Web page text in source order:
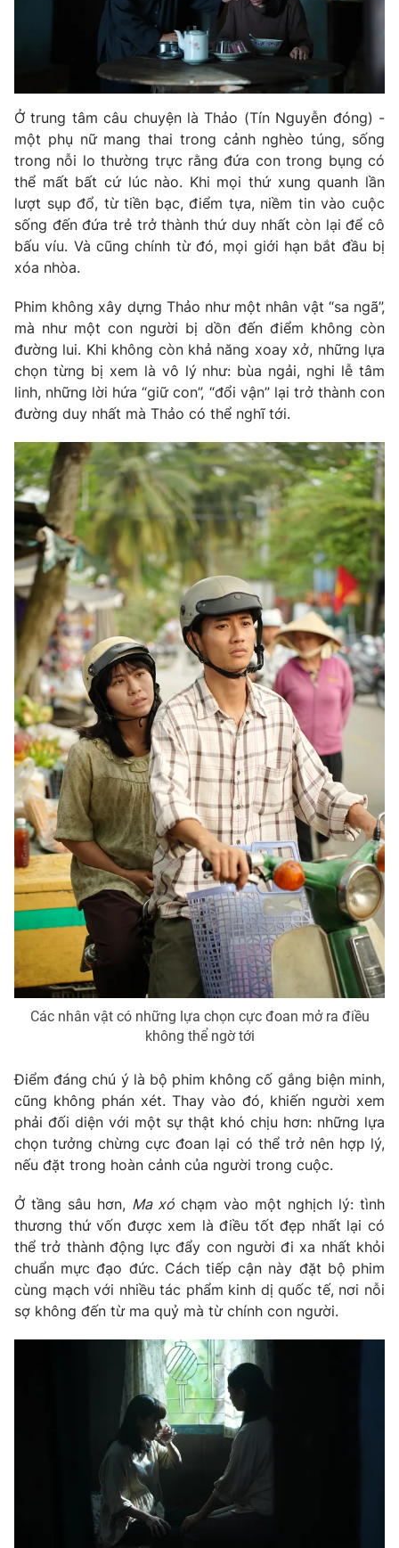
Giải sao mai
Làm đẹp
Chất lượng cuộc sống
Tuyển sinh
Học trực tuyến
Công nghệ
Hitech Công nghệ tương lai
Sản phẩm
Thị trường
Tư vấn
Giao lưu trực tuyến
Lịch phát sóng
Emagazine Podcast
Photo Infographic
VTV Money VTV Thể thao
VTV Sức khoẻ Bất động sản
Thị trường 24h Tấm lòng Việt
VTV4 Vươn mình bằng AI
VTV9 VTV8
Liên hệ tòa soạn English
THỜI BÁO VTV
Theo dõi báo trên
Cơ quan chủ quản:
Đài Truyền hình Việt Nam
Cơ quan báo chí:Thời báo VTV
Giấy phép hoạt động báo in và báo điện tử số 483/GP-BTTTT
Phó Tổng Biên tập:
Nguyễn Thị Mỹ Hạnh, Phạm Quốc Thắng,
Nguyễn Trọng Ninh
Tổng đài VTV:
024.38 355 931 - 024.38 355 932
Ðiện thoại Thời báo VTV:024.66 897 897
Liên hệ quảng cáo: 024-7300.7108
® Cấm sao chép dưới mọi hình thức nếu không có sự chấp
thuận bằng văn bản. Ghi rõ nguồn VTV.vn khi phát hành lại
thông tin từ website này.
Ở trung tâm câu chuyện là Thảo (Tín Nguyễn đóng) -
một phụ nữ mang thai trong cảnh nghèo túng, sống
trong nỗi lo thường trực rằng đứa con trong bụng có
thể mất bất cứ lúc nào. Khi mọi thứ xung quanh lần
lượt sụp đổ, từ tiền bạc, điểm tựa, niềm tin vào cuộc
sống đến đứa trẻ trở thành thứ duy nhất còn lại để cô
bấu víu. Và cũng chính từ đó, mọi giới hạn bắt đầu bị
xóa nhòa.
Phim không xây dựng Thảo như một nhân vật “sa ngã”,
mà như một con người bị dồn đến điểm không còn
đường lui. Khi không còn khả năng xoay xở, những lựa
chọn từng bị xem là vô lý như: bùa ngải, nghi lễ tâm
linh, những lời hứa “giữ con”, “đổi vận” lại trở thành con
đường duy nhất mà Thảo có thể nghĩ tới.
Các nhân vật có những lựa chọn cực đoan mở ra điều
không thể ngờ tới
Điểm đáng chú ý là bộ phim không cố gắng biện minh,
cũng không phán xét. Thay vào đó, khiến người xem
phải đối diện với một sự thật khó chịu hơn: những lựa
chọn tưởng chừng cực đoan lại có thể trở nên hợp lý,
nếu đặt trong hoàn cảnh của người trong cuộc.
Ở tầng sâu hơn, Ma xó chạm vào một nghịch lý: tình
thương thứ vốn được xem là điều tốt đẹp nhất lại có
thể trở thành động lực đẩy con người đi xa nhất khỏi
chuẩn mực đạo đức. Cách tiếp cận này đặt bộ phim
cùng mạch với nhiều tác phẩm kinh dị quốc tế, nơi nỗi
sợ không đến từ ma quỷ mà từ chính con người.